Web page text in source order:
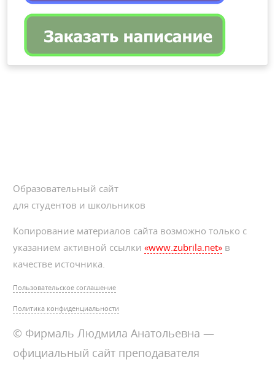
Образовательный сайт
для студентов и школьников
Копирование материалов сайта возможно только с
указанием активной ссылки«www.zubrila.net» в
качестве источника.
Пользовательское соглашение
Политика конфиденциальности
© Фирмаль Людмила Анатольевна —
официальный сайт преподавателя